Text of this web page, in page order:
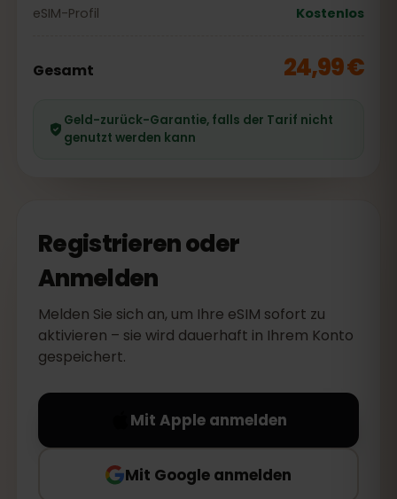
eSIM-Profil
Kostenlos
Gesamt 24,99 €
Geld-zurück-Garantie, falls der Tarif nicht
genutzt werden kann
Registrieren oder
Anmelden
Melden Sie sich an, um Ihre eSIM sofort zu
aktivieren – sie wird dauerhaft in Ihrem Konto
gespeichert.
Mit Apple anmelden
Mit Google anmelden